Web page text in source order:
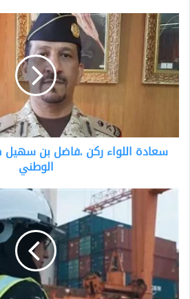
سعادة
اللواء
ركن
.فاضل
بن
سهيل
الوطني
سعادة اللواء ركن .فاضل بن سهيل
الوطني
عبير
الغامدي.أول
سعودية
تدخل
مجال
المراقبة
البحرية